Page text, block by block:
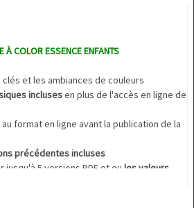
À COLOR ESSENCE ENFANTS
et les ambiances de couleurs
inclusesen plus de l'accès en ligne de
format en ligne avant la publication de la
précédentes incluses
5 versions PDF et ou les valeurs